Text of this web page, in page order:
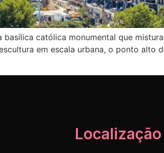
católica monumental que
em escala urbana, o ponto alto
Localização